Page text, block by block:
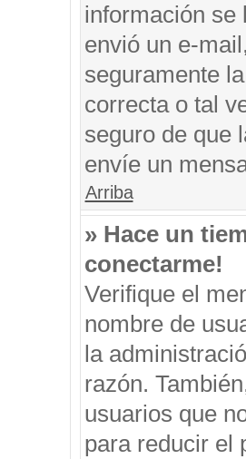
información se
envió un e-
seguramente
correcta o tal
seguro de que
envíe un
Arriba
» Hace un
conectarme!
Verifique el
nombre de
la
razón.
usuarios que
para reducir el